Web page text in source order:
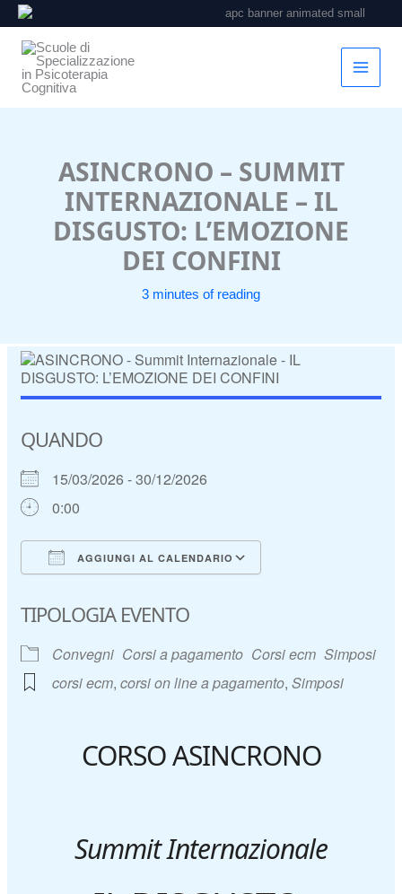
al
contenuto
ASINCRONO – SUMMIT
INTERNAZIONALE – IL
DISGUSTO: L’EMOZIONE
DEI CONFINI
3 minutes of reading
QUANDO
15/03/2026 - 30/12/2026
0:00
AGGIUNGI AL CALENDARIO
TIPOLOGIA EVENTO
Convegni Corsi a pagamento Corsi ecm Simposi
corsi ecm,corsi on line a pagamento,Simposi
CORSO ASINCRONO
Summit Internazionale